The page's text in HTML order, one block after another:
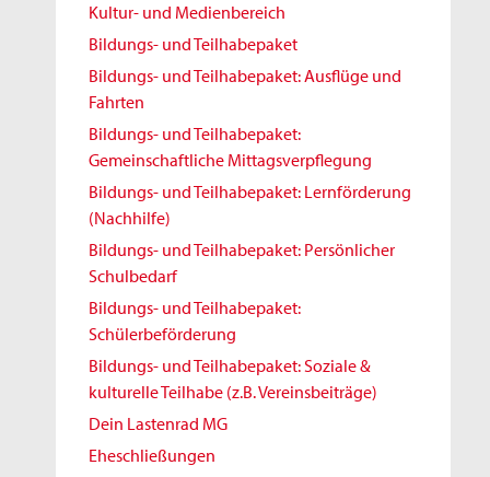
Kultur- und Medienbereich
Bildungs- und Teilhabepaket
Bildungs- und Teilhabepaket: Ausflüge und
Fahrten
Bildungs- und Teilhabepaket:
Gemeinschaftliche Mittagsverpflegung
Bildungs- und Teilhabepaket: Lernförderung
(Nachhilfe)
Bildungs- und Teilhabepaket: Persönlicher
Schulbedarf
Bildungs- und Teilhabepaket:
Schülerbeförderung
Bildungs- und Teilhabepaket: Soziale &
kulturelle Teilhabe (z.B. Vereinsbeiträge)
Dein Lastenrad MG
Eheschließungen